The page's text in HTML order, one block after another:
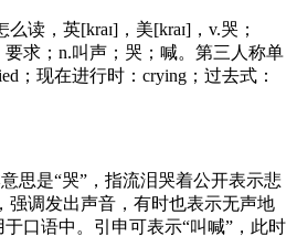
读，英[kraɪ]，美[kraɪ]，v.哭；
要求；n.叫声；哭；喊。第三人称单
；现在进行时：crying；过去式：
思是“哭”，指流泪哭着公开表示悲
强调发出声音，有时也表示无声地
口语中。引申可表示“叫喊”，此时